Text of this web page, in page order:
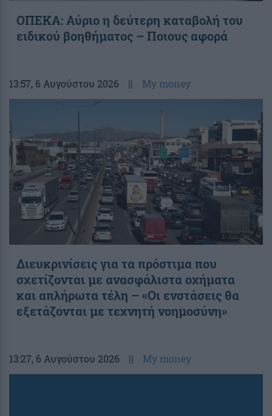
ΟΠΕΚΑ: Αύριο η δεύτερη καταβολή του
ειδικού βοηθήματος – Ποιους αφορά
13:57, 6 Αυγούστου 2026 || My money
Διευκρινίσεις για τα πρόστιμα που
σχετίζονται με ανασφάλιστα οχήματα
και απλήρωτα τέλη – «Οι ενστάσεις θα
εξετάζονται με τεχνητή νοημοσύνη»
13:27, 6 Αυγούστου 2026 || My money